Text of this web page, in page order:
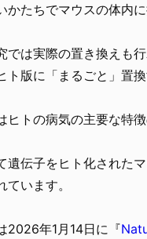
かたちでマウスの体内
では実際の置き換えも
ト版に「まるごと」置換
ヒトの病気の主要な特
遺伝子をヒト化された
ています。
2026年1月14日に『